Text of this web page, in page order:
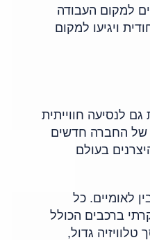
למקום העבודה
ויגיעו למקום
לנסיעה חווייתית
של החברה חדשים
בעולם
לאומיים. כל
ברכבים הכולל
גדול,